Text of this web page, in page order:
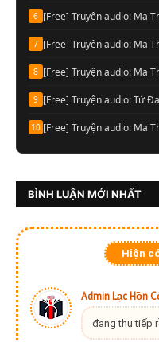
6
7
8
9 [Free] Truyện audio: Tứ
10
BÌNH LUẬN MỚI NHẤT
Hiện
Admin Lạc Hồn
đang thu tiếp